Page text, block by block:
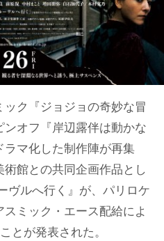
ク『ジョジョの奇妙な冒
オフ『岸辺露伴は動かな
マ化した制作陣が再集
館との共同企画作品とし
ヴルへ行く』が、パリロケ
ミック・エース配給によ
とが発表された。